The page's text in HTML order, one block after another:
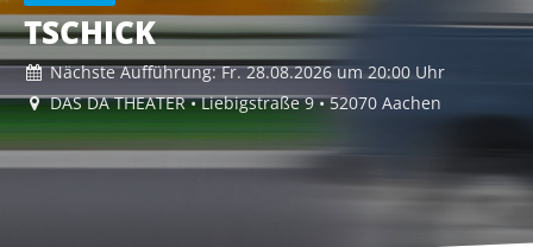
TSCHICK
Nächste Aufführung:Fr. 28.08.2026 um 20:00 Uhr
DAS DA THEATER • Liebigstraße 9 • 52070 Aachen